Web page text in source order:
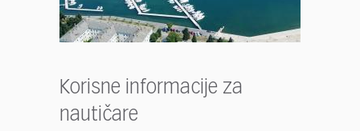
Korisne informacije za
nautičare